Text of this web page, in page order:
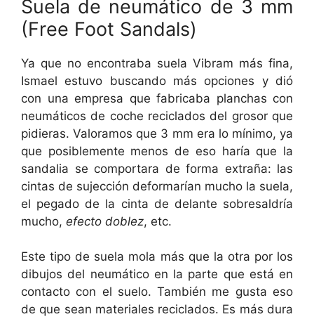
Suela de neumático de 3 mm
(Free Foot Sandals)
Ya que no encontraba suela Vibram más fina,
Ismael estuvo buscando más opciones y dió
con una empresa que fabricaba planchas con
neumáticos de coche reciclados del grosor que
pidieras. Valoramos que 3 mm era lo mínimo, ya
que posiblemente menos de eso haría que la
sandalia se comportara de forma extraña: las
cintas de sujección deformarían mucho la suela,
el pegado de la cinta de delante sobresaldría
mucho, efecto doblez, etc.
Este tipo de suela mola más que la otra por los
dibujos del neumático en la parte que está en
contacto con el suelo. También me gusta eso
de que sean materiales reciclados. Es más dura